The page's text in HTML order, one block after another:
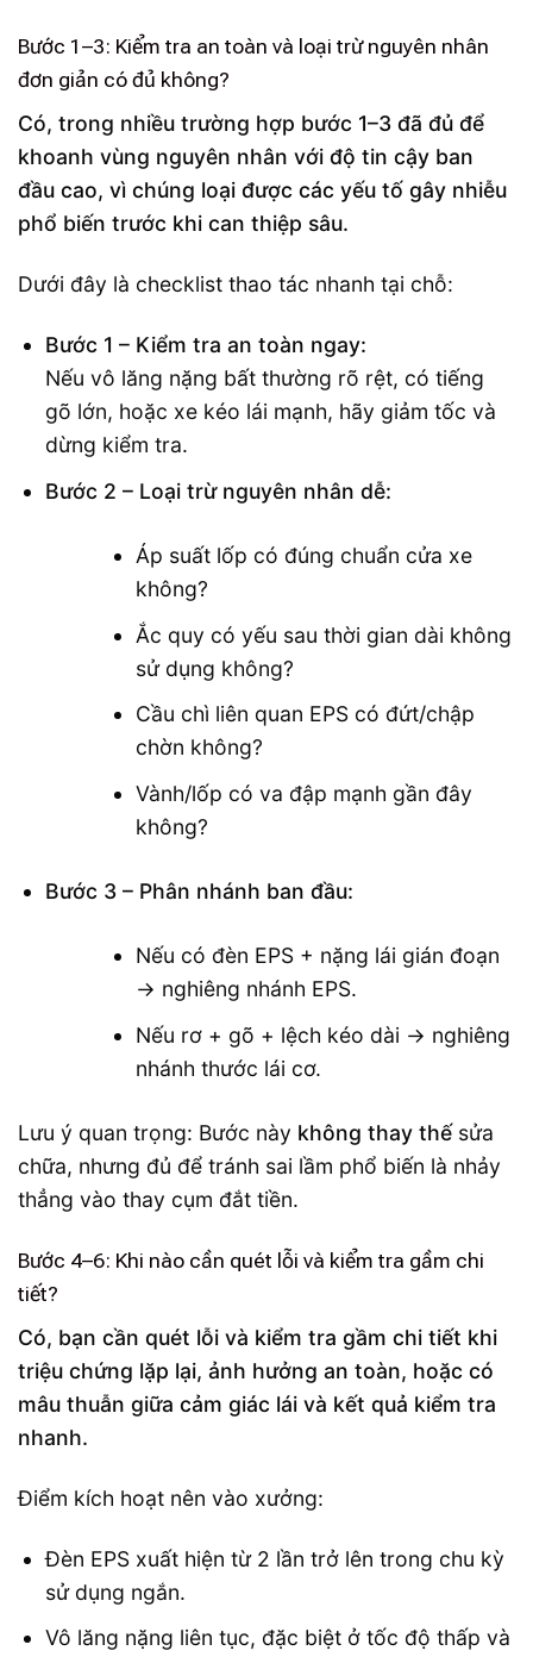
Bước 1–3: Kiểm tra an toàn và loại trừ nguyên nhân
đơn giản có đủ không?
Có, trong nhiều trường hợp bước 1–3 đã đủ để
khoanh vùng nguyên nhân với độ tin cậy ban
đầu cao, vì chúng loại được các yếu tố gây nhiễu
phổ biến trước khi can thiệp sâu.
Dưới đây là checklist thao tác nhanh tại chỗ:
Bước 1 – Kiểm tra an toàn ngay:
Nếu vô lăng nặng bất thường rõ rệt, có tiếng
gõ lớn, hoặc xe kéo lái mạnh, hãy giảm tốc và
dừng kiểm tra.
Bước 2 – Loại trừ nguyên nhân dễ:
Áp suất lốp có đúng chuẩn cửa xe
không?
Ắc quy có yếu sau thời gian dài không
sử dụng không?
Cầu chì liên quan EPS có đứt/chập
chờn không?
Vành/lốp có va đập mạnh gần đây
không?
Bước 3 – Phân nhánh ban đầu:
Nếu có đèn EPS + nặng lái gián đoạn
→ nghiêng nhánh EPS.
Nếu rơ + gõ + lệch kéo dài → nghiêng
nhánh thước lái cơ.
Lưu ý quan trọng: Bước này không thay thếsửa
chữa, nhưng đủ để tránh sai lầm phổ biến là nhảy
thẳng vào thay cụm đắt tiền.
Bước 4–6: Khi nào cần quét lỗi và kiểm tra gầm chi
tiết?
Có, bạn cần quét lỗi và kiểm tra gầm chi tiết khi
triệu chứng lặp lại, ảnh hưởng an toàn, hoặc có
mâu thuẫn giữa cảm giác lái và kết quả kiểm tra
nhanh.
Điểm kích hoạt nên vào xưởng:
Đèn EPS xuất hiện từ 2 lần trở lên trong chu kỳ
sử dụng ngắn.
Vô lăng nặng liên tục, đặc biệt ở tốc độ thấp và